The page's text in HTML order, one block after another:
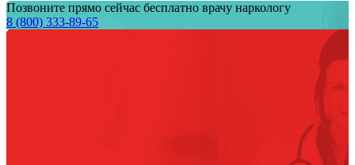
Позвоните прямо сейчас бесплатно врачу наркологу
8 (800) 333-89-65